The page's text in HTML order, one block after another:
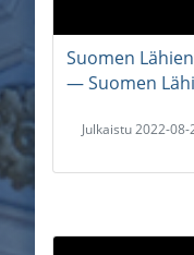
Suomen
― Suomen
Julkaistu 2022-